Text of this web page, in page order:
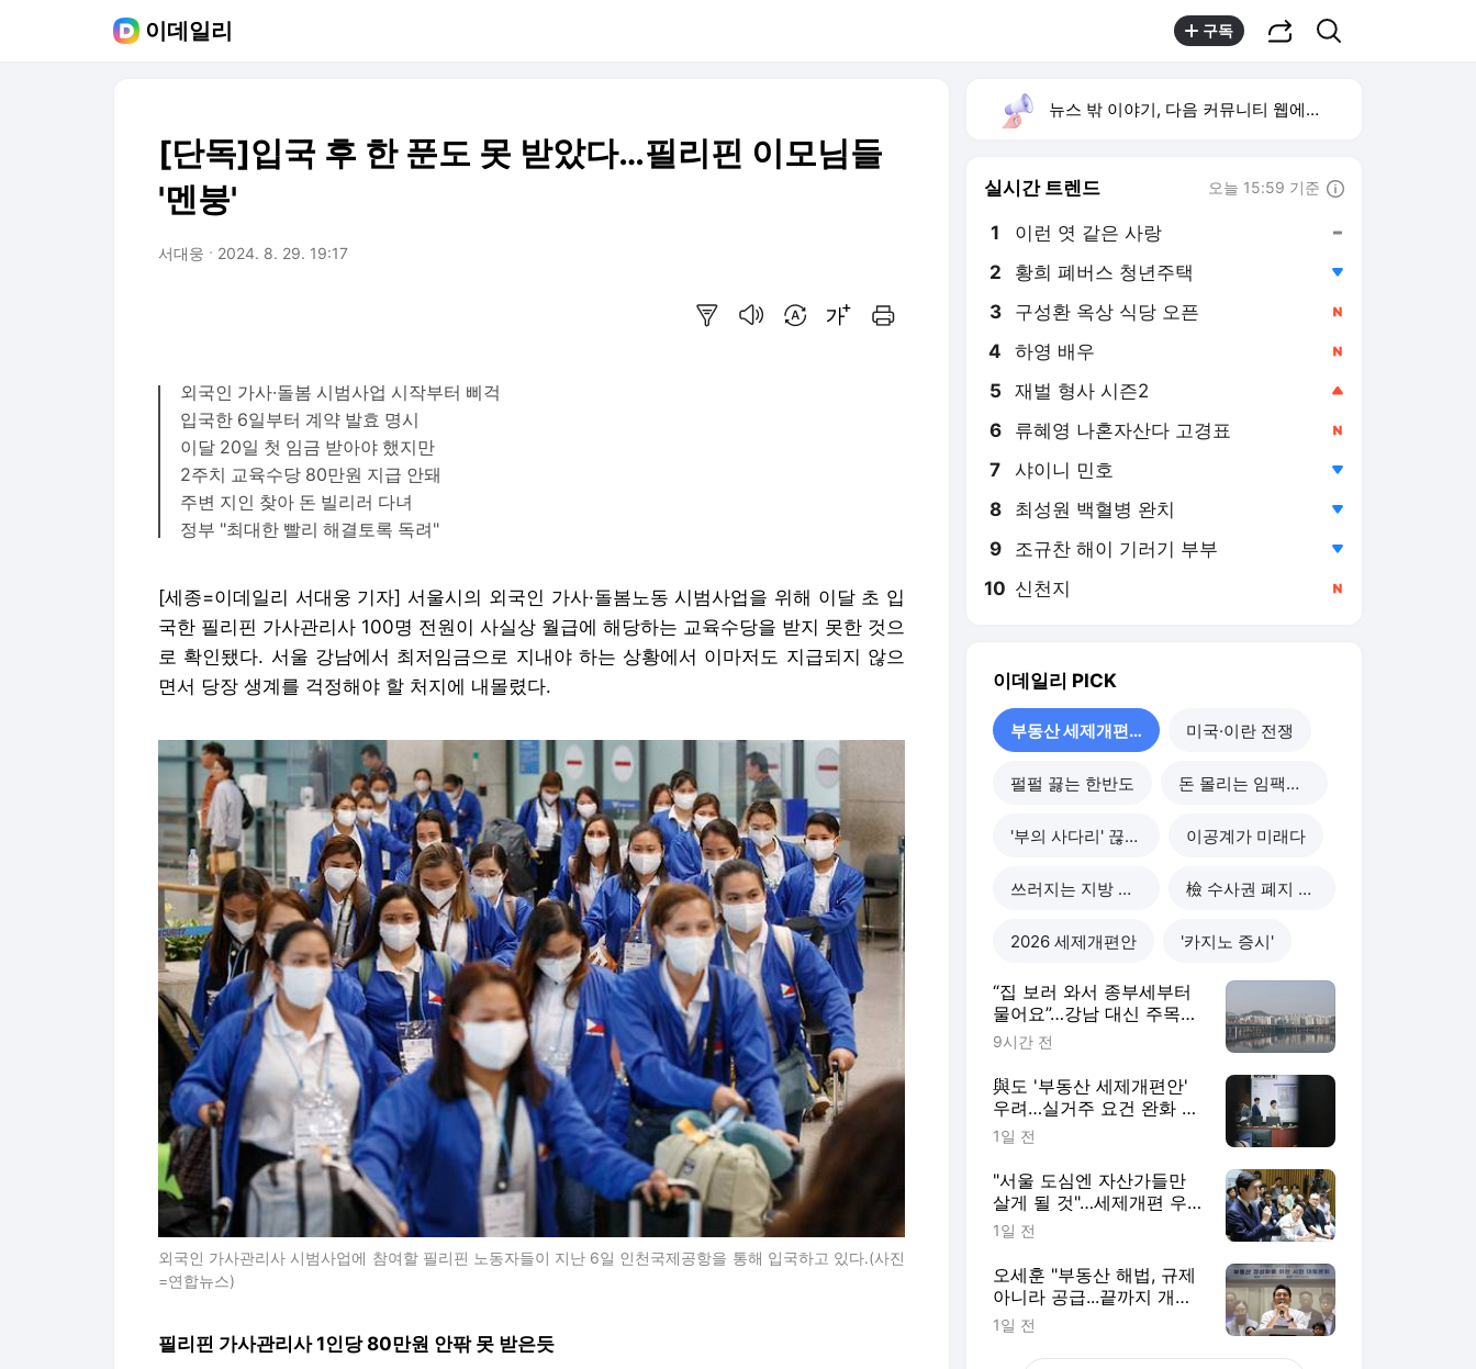
이데일리 구독
[단독]입국 후 한 푼도 못 받았다…필리핀 이모님들
'멘붕'
서대웅 2024. 8. 29. 19:17
외국인 가사·돌봄 시범사업 시작부터 삐걱
입국한 6일부터 계약 발효 명시
이달 20일 첫 임금 받아야 했지만
2주치 교육수당 80만원 지급 안돼
주변 지인 찾아 돈 빌리러 다녀
정부 "최대한 빨리 해결토록 독려"
[세종=이데일리 서대웅 기자] 서울시의 외국인 가사·돌봄노동 시범사업을 위해 이달 초 입
국한 필리핀 가사관리사 100명 전원이 사실상 월급에 해당하는 교육수당을 받지 못한 것으
로 확인됐다. 서울 강남에서 최저임금으로 지내야 하는 상황에서 이마저도 지급되지 않으
면서 당장 생계를 걱정해야 할 처지에 내몰렸다.
외국인 가사관리사 시범사업에 참여할 필리핀 노동자들이 지난 6일 인천국제공항을 통해 입국하고 있다.(사진
=연합뉴스)
필리핀 가사관리사 1인당 80만원 안팎 못 받은듯
뉴스 밖 이야기, 다음 커뮤니티 웹에서 보기
실시간 트렌드 오늘 15:59 기준
1 이런 엿 같은 사랑
2 황희 폐버스 청년주택
3 구성환 옥상 식당 오픈
4 하영 배우
5 재벌 형사 시즌2
6 류혜영 나혼자산다 고경표
7 샤이니 민호
8 최성원 백혈병 완치
9 조규찬 해이 기러기 부부
10 신천지
이데일리 PICK
부동산 세제개편 후폭풍 미국·이란 전쟁
펄펄 끓는 한반도 돈 몰리는 임팩트 투자
'부의 사다리' 끊기나 이공계가 미래다
쓰러지는 지방 부동산 檢 수사권 폐지 후폭풍
2026 세제개편안 '카지노 증시'
“집 보러 와서 종부세부터
물어요”…강남 대신 주목받
는 ‘강·양·영·동’
9시간 전
與도 '부동산 세제개편안'
우려…실거주 요건 완화 시
사
1일 전
"서울 도심엔 자산가들만
살게 될 것"…세제개편 우
려 쏟아져
1일 전
오세훈 "부동산 해법, 규제
아니라 공급...끝까지 개선
건의할 것"
1일 전